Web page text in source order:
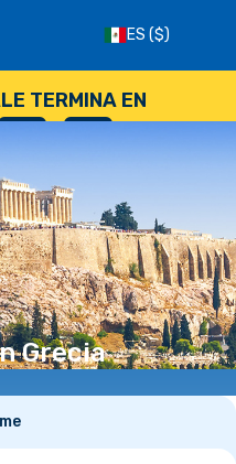
ES ($)
TERMINA EN
-- --
Grecia